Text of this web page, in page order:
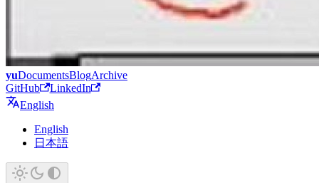
yuDocumentsBlogArchive
GitHub
LinkedIn
English
English
日本語